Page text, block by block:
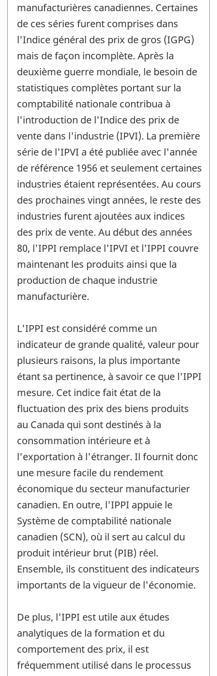
manufacturières canadiennes. Certaines
de ces séries furent comprises dans
l'Indice général des prix de gros (IGPG)
mais de façon incomplète. Après la
deuxième guerre mondiale, le besoin de
statistiques complètes portant sur la
comptabilité nationale contribua à
l'introduction de l'Indice des prix de
vente dans l'industrie (IPVI). La première
série de l'IPVI a été publiée avec l'année
de référence 1956 et seulement certaines
industries étaient représentées. Au cours
des prochaines vingt années, le reste des
industries furent ajoutées aux indices
des prix de vente. Au début des années
80, l'IPPI remplace l'IPVI et l'IPPI couvre
maintenant les produits ainsi que la
production de chaque industrie
manufacturière.
L'IPPI est considéré comme un
indicateur de grande qualité, valeur pour
plusieurs raisons, la plus importante
étant sa pertinence, à savoir ce que l'IPPI
mesure. Cet indice fait état de la
fluctuation des prix des biens produits
au Canada qui sont destinés à la
consommation intérieure et à
l'exportation à l'étranger. Il fournit donc
une mesure facile du rendement
économique du secteur manufacturier
canadien. En outre, l'IPPI appuie le
Système de comptabilité nationale
canadien (SCN), où il sert au calcul du
produit intérieur brut (PIB) réel.
Ensemble, ils constituent des indicateurs
importants de la vigueur de l'économie.
De plus, l'IPPI est utile aux études
analytiques de la formation et du
comportement des prix, il est
fréquemment utilisé dans le processus